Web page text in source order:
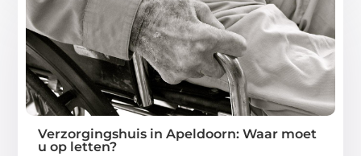
Verzorgingshuis in Apeldoorn: Waar moet
u op letten?